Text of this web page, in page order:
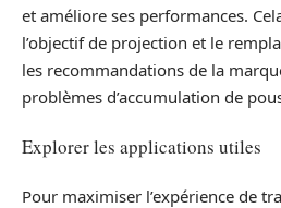
et améliore ses performances.
l’objectif de projection et le
les recommandations de la
problèmes d’accumulation de
Explorer les applications utiles
Pour maximiser l’expérience de